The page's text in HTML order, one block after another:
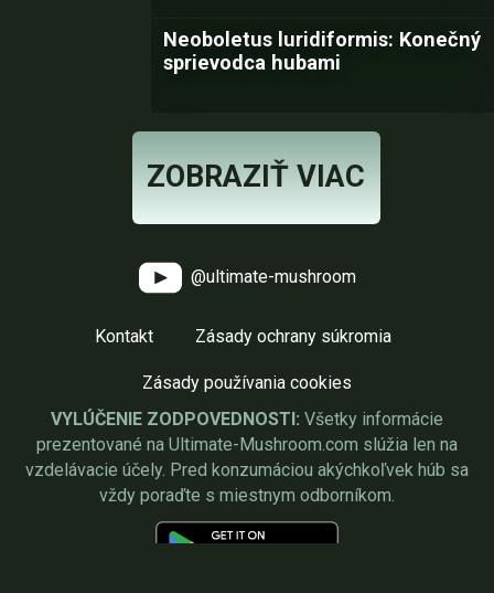
Neoboletus luridiformis: Konečný
sprievodca hubami
ZOBRAZIŤ VIAC
@ultimate-mushroom
Kontakt Zásady ochrany súkromia
Zásady používania cookies
VYLÚČENIE ZODPOVEDNOSTI: Všetky informácie
prezentované na Ultimate-Mushroom.com slúžia len na
vzdelávacie účely. Pred konzumáciou akýchkoľvek húb sa
vždy poraďte s miestnym odborníkom.